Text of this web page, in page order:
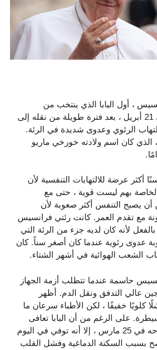
، أول البابا الذي ينتخب من
الأمريكتين ، في 21 أبريل ، بعد فترة طويلة من نقله إلى
الرئوي وعدوى شديدة في الرئة.
كان اسم ولادته خورخي ماريو
سنًا أكثر عرضة للالتهابات التنفسية لأن
الخاصة بهم ليست قوية ، حتى مع
أن يصبح التنفس أكثر صعوبة لأن
مع تقدم العمر. كانت رئتي فرانسيس
لأنه كان لديه جزء من الرئة التي
عدوى رئوية عندما كان أصغر سناً. كان
الشعب الهوائية في أشهر الشتاء.
حاسمة عندما تتطلب أزمة الجهاز
عالي التدفق ونقل الدم. أظهر
كلويًا خفيفًا ، لكن الأطباء سرعان ما
على الرغم من أن البابا تعافى
وتم إطلاق سراحه في 25 مارس ، إلا أنه توفي في اليوم
بسبب السكتة الدماغية وفشل القلب